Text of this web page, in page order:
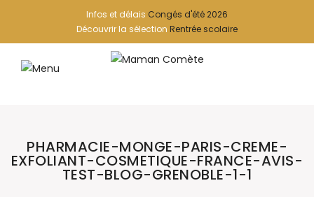
Infos et délais Congés d'été 2026
Découvrir la sélection Rentrée scolaire
PHARMACIE-MONGE-PARIS-CREME-
EXFOLIANT-COSMETIQUE-FRANCE-AVIS-
TEST-BLOG-GRENOBLE-1-1